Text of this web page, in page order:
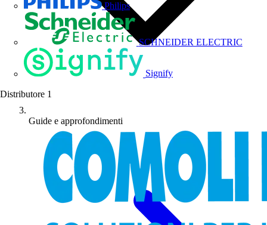
Philips
SCHNEIDER ELECTRIC
Signify
Distributore 1
Guide e approfondimenti